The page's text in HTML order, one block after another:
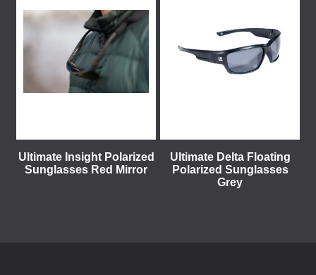
Ultimate Insight Polarized
Sunglasses Red Mirror
Ultimate Delta Floating
Polarized Sunglasses
Grey